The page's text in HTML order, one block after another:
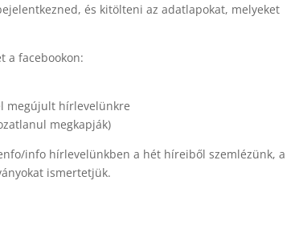
és kitölteni az adatlapokat, melyeket
a facebookon:
megújult hírlevelünkre
megkapják)
info hírlevelünkben a hét híreiből szemlézünk, a
ismertetjük.